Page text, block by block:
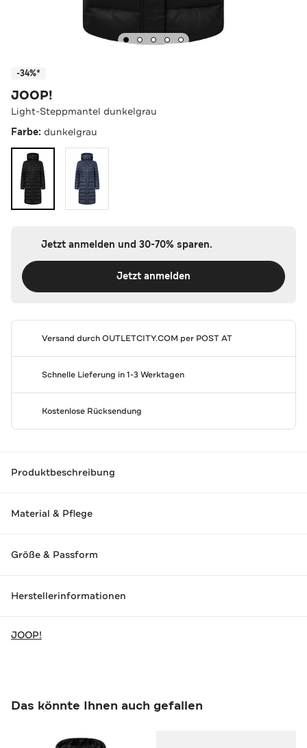
-34%*
JOOP!
Light-Steppmantel dunkelgrau
Farbe: dunkelgrau
Jetzt anmelden und 30-70% sparen.
Jetzt anmelden
Versand durchOUTLETCITY.COM per POST AT
Schnelle Lieferung in 1-3 Werktagen
Kostenlose Rücksendung
Produktbeschreibung
Material & Pflege
Größe & Passform
Herstellerinformationen
JOOP!
Das könnte Ihnen auch gefallen